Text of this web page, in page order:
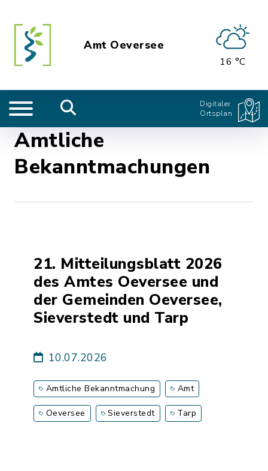
Amt Oeversee
16 °C
Digitaler
Ortsplan
Amtliche
Bekanntmachungen
21. Mitteilungsblatt 2026
des Amtes Oeversee und
der Gemeinden Oeversee,
Sieverstedt und Tarp
10.07.2026
Amtliche Bekanntmachung Amt
Oeversee Sieverstedt Tarp